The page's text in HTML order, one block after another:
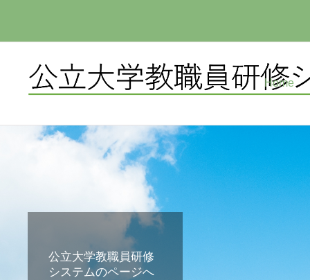
Home
公立大学教職員研修
システムのページへ